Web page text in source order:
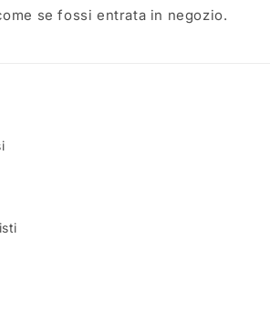
se fossi entrata in negozio.